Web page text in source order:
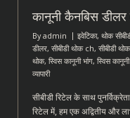
कानूनी कैनबिस
Byadmin इवेटिका, थोक
डीलर, सीबीडी थोक ch, सीबीडी थोक
थोक, स्विस कानूनी भांग, स्विस
व्यापारी
सीबीडी रिटेल के साथ
रिटेल में, हम एक अद्वितीय और